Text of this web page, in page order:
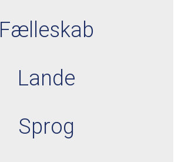
Fælleskab
Lande
Sprog